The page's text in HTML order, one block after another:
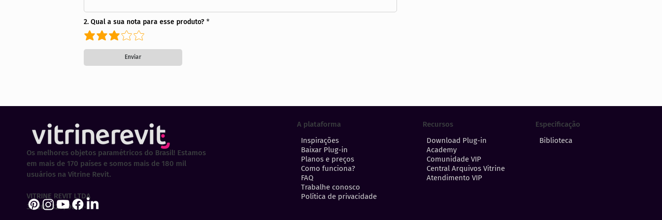
2. Qual a sua nota para esse produto?
Enviar
A plataforma
Inspirações
Baixar Plug-in
Planos e preços
Como funciona?
FAQ
Trabalhe conosco
Política de privacidade
Recursos
Download Plug-in
Academy
Comunidade VIP
Central Arquivos Vitrine
Atendimento VIP
Especificação
Biblioteca
Os melhores objetos paramétricos do Brasil! Estamos
em mais de 170 países e somos mais de 180 mil
usuários na Vitrine Revit.
VITRINE REVIT LTDA
30.202.323/0001-29